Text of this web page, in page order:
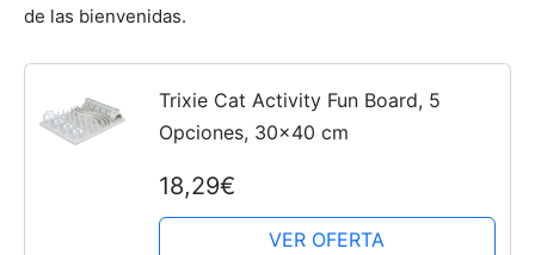
de las bienvenidas.
Trixie Cat Activity Fun Board, 5
Opciones, 30x40 cm
18,29€
VER OFERTA